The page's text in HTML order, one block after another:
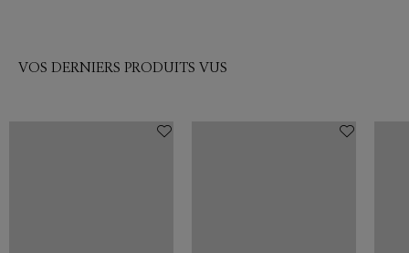
VOS DERNIERS PRODUITS VUS